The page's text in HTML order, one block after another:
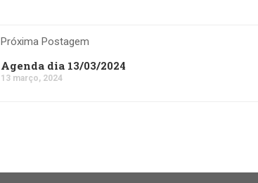
Próxima Postagem
Agenda dia 13/03/2024
13 março, 2024